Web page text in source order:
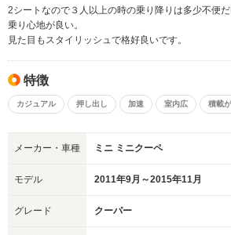
2シートなので３人以上の時の乗り降りは多少不便
乗り心地が良い。
見た目もスタイリッシュで格好良いです。
特徴
カジュアル 押し出し 加速 室内広 積載
メーカー・車種 ミニ ミニクーペ
モデル 2011年9月～2015年11月
グレード クーパー